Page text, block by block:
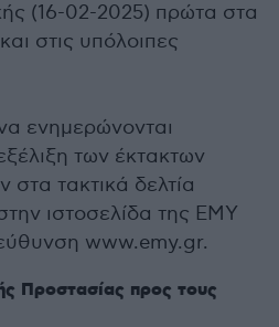
(16-02-2025) πρώτα στα
στις υπόλοιπες
ενημερώνονται
των έκτακτων
στα τακτικά δελτία
ιστοσελίδα της ΕΜΥ
www.emy.gr.
Προστασίας προς τους